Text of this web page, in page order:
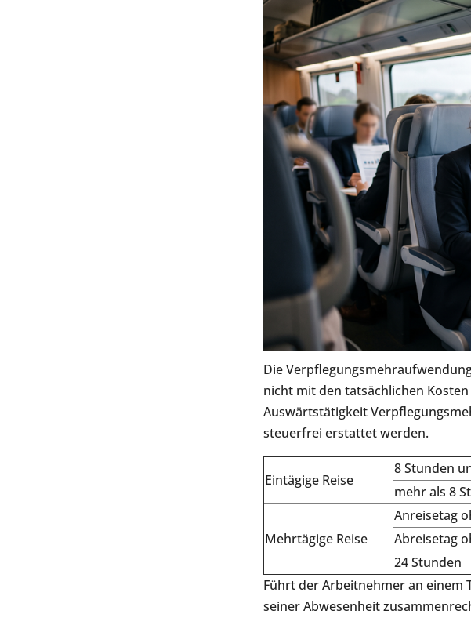
Die
nicht mit den tatsächlichen
Auswärtstätigkeit
steuerfrei erstattet werden.
Eintägige Reise
8 Stunden
mehr als 8
Mehrtägige Reise
Anreisetag
Abreisetag
24 Stunden
Führt der Arbeitnehmer an einem
seiner Abwesenheit